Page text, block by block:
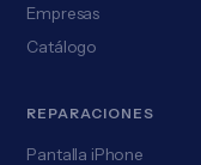
Empresas
Catálogo
REPARACIONES
Pantalla iPhone